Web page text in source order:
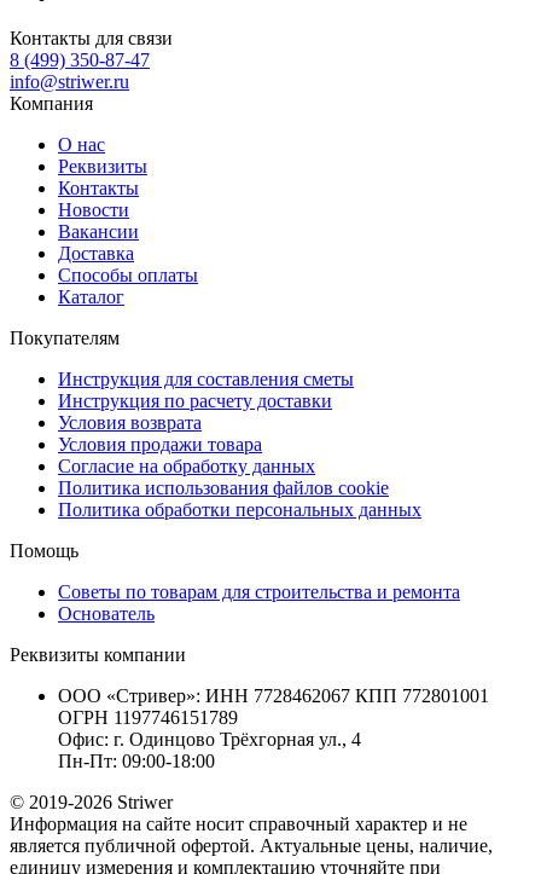
Контакты для связи
8 (499) 350-87-47
info@striwer.ru
Компания
О нас
Реквизиты
Контакты
Новости
Вакансии
Доставка
Способы оплаты
Каталог
Покупателям
Инструкция для составления сметы
Инструкция по расчету доставки
Условия возврата
Условия продажи товара
Согласие на обработку данных
Политика использования файлов cookie
Политика обработки персональных данных
Помощь
Советы по товарам для строительства и ремонта
Основатель
Реквизиты компании
ООО «Стривер»: ИНН 7728462067 КПП 772801001
ОГРН 1197746151789
Офис: г. Одинцово Трёхгорная ул., 4
Пн-Пт: 09:00-18:00
© 2019-2026 Striwer
Информация на сайте носит справочный характер и не
является публичной офертой. Актуальные цены, наличие,
единицу измерения и комплектацию уточняйте при